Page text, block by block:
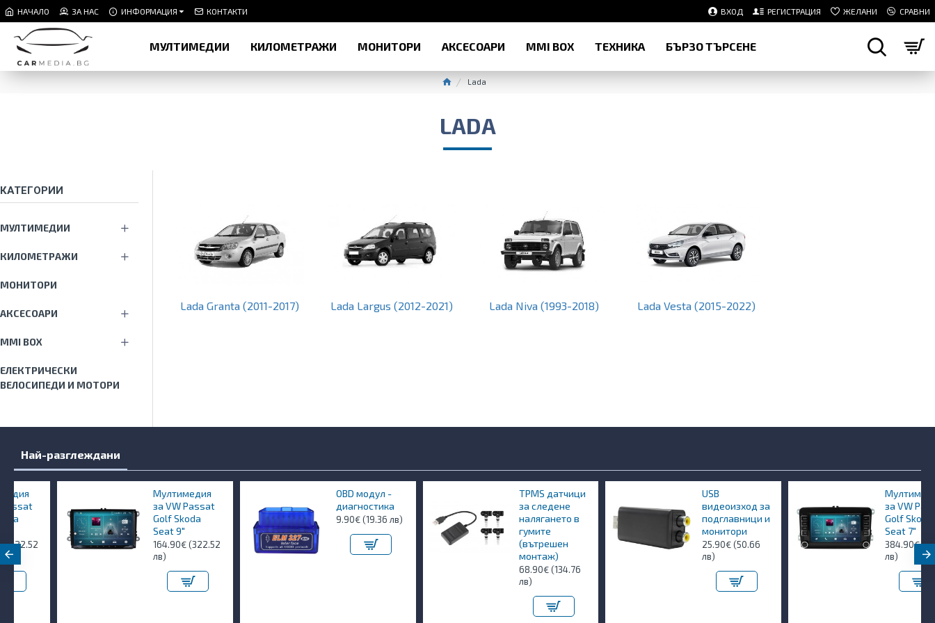
НАЧАЛО ЗА НАС ИНФОРМАЦИЯ КОНТАКТИ ВХОД РЕГИСТРАЦИЯ ЖЕЛАНИ СРАВНИ
МУЛТИМЕДИИ КИЛОМЕТРАЖИ МОНИТОРИ АКСЕСОАРИ MMI BOX ТЕХНИКА БЪРЗО ТЪРСЕНЕ
Lada
LADA
КАТЕГОРИИ
МУЛТИМЕДИИ
КИЛОМЕТРАЖИ
МОНИТОРИ
АКСЕСОАРИ
MMI BOX
ЕЛЕКТРИЧЕСКИ
ВЕЛОСИПЕДИ И МОТОРИ
Lada Granta (2011-2017) Lada Largus (2012-2021) Lada Niva (1993-2018) Lada Vesta (2015-2022)
Най-разглеждани
Мултимедия
за VW Passat
Golf Skoda
Seat 9"
164.90€ (322.52
OBD модул -
диагностика
9.90€ (19.36 лв)
TPMS датчици
за следене
налягането в
гумите
(вътрешен
68.90€ (134.76
видеоизход за
подглавници и
монитори
25.90€ (50.66
Мултимедия
за VW Passat
Golf Skoda
Seat 7"
384.90€ (752.80